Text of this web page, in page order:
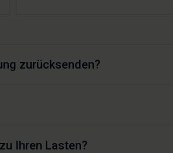
zurücksenden?
Ihren Lasten?